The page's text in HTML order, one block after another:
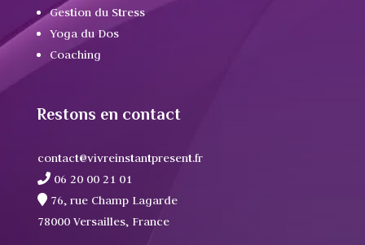
Gestion du Stress
Yoga du Dos
Coaching
Restons en contact
contact@vivreinstantpresent.fr
06 20 00 21 01
76, rue Champ Lagarde
78000 Versailles, France